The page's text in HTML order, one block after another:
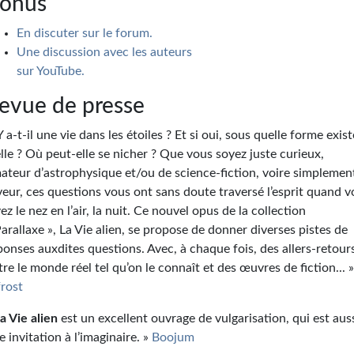
En discuter sur le forum.
Une discussion avec les auteurs
sur YouTube.
de presse
a-t-il une vie dans les étoiles ? Et si oui, sous quelle forme
? Où peut-elle se nicher ? Que vous soyez juste curieux,
d’astrophysique et/ou de science-fiction, voire
ces questions vous ont sans doute traversé l’esprit quand
le nez en l’air, la nuit. Ce nouvel opus de la collection
», La Vie alien, se propose de donner diverses pistes de
auxdites questions. Avec, à chaque fois, des allers-
le monde réel tel qu’on le connaît et des œuvres de fiction... »
Vie alien est un excellent ouvrage de vulgarisation, qui est
invitation à l’imaginaire. » Boojum